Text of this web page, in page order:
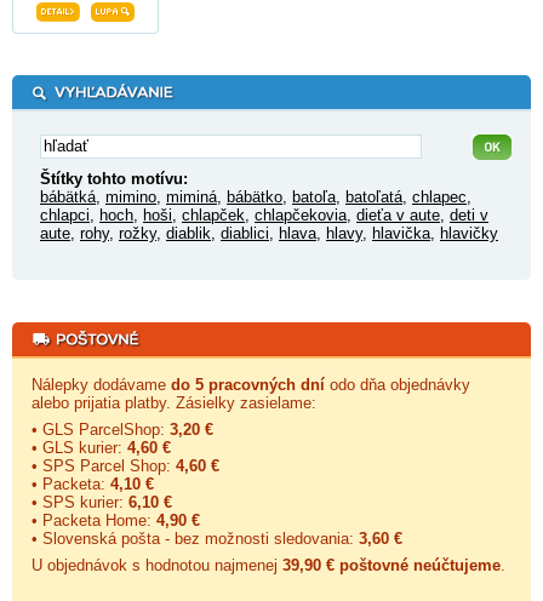
Štítky tohto motívu:
bábätká mimino miminá bábätko batoľa batoľatá chlapec
chlapci hoch hoši chlapček chlapčekovia dieťa v aute deti v
aute rohy, rožky, diablik diablici hlava hlavy, hlavička hlavičky
Nálepky dodávame do 5 pracovných dní odo dňa objednávky
alebo prijatia platby. Zásielky zasielame:
• GLS ParcelShop: 3,20 €
• GLS kurier: 4,60 €
• SPS Parcel Shop: 4,60 €
• Packeta: 4,10 €
• SPS kurier: 6,10 €
• Packeta Home: 4,90 €
• Slovenská pošta - bez možnosti sledovania: 3,60 €
U objednávok s hodnotou najmenej 39,90 € poštovné neúčtujeme